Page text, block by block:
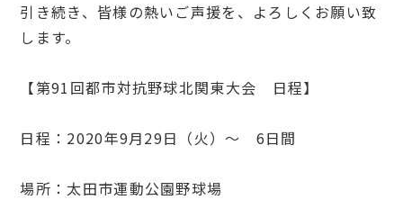
引き続き、皆様の熱いご声援を、よろしくお願い致
します。
【第91回都市対抗野球北関東大会 日程】
日程：2020年9月29日（火）～ 6日間
場所：太田市運動公園野球場